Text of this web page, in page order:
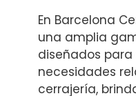
En Barcelona
una amplia
diseñados
necesidades
cerrajería,